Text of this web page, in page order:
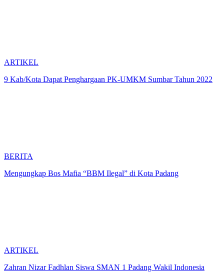
ARTIKEL
9 Kab/Kota Dapat Penghargaan PK-UMKM Sumbar Tahun 2022
BERITA
Mengungkap Bos Mafia “BBM Ilegal” di Kota Padang
ARTIKEL
Zahran Nizar Fadhlan Siswa SMAN 1 Padang Wakil Indonesia